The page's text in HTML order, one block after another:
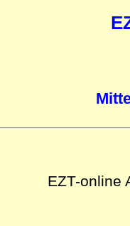
EZT-online